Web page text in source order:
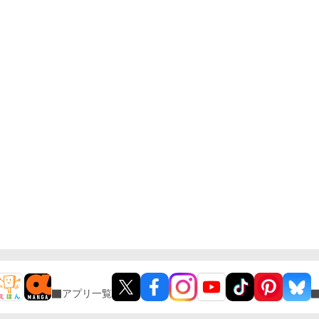
アプリ一覧